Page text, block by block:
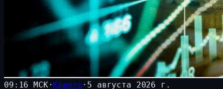
09:16 МСК· Крипто· 5 августа 2026 г.